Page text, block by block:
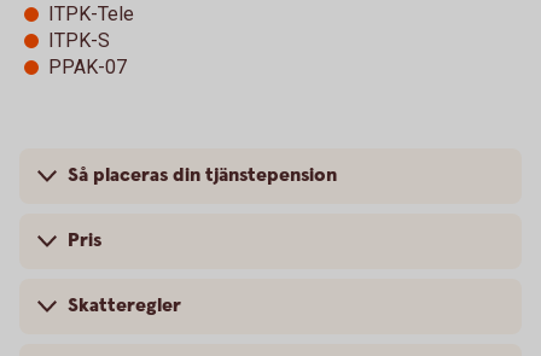
ITPK-Tele
ITPK-S
PPAK-07
Så placeras din tjänstepension
Pris
Skatteregler